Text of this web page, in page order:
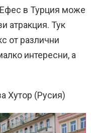
в Турция може
атракция. Тук
от различни
интересни, а
Хутор (Русия)